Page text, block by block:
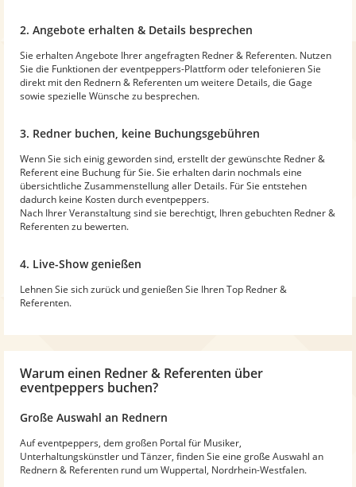
2. Angebote erhalten & Details besprechen
Sie erhalten Angebote Ihrer angefragten Redner & Referenten. Nutzen
Sie die Funktionen der eventpeppers-Plattform oder telefonieren Sie
direkt mit den Rednern & Referenten um weitere Details, die Gage
sowie spezielle Wünsche zu besprechen.
3. Redner buchen, keine Buchungsgebühren
Wenn Sie sich einig geworden sind, erstellt der gewünschte Redner &
Referent eine Buchung für Sie. Sie erhalten darin nochmals eine
übersichtliche Zusammenstellung aller Details. Für Sie entstehen
dadurch keine Kosten durch eventpeppers.
Nach Ihrer Veranstaltung sind sie berechtigt, Ihren gebuchten Redner &
Referenten zu bewerten.
4. Live-Show genießen
Lehnen Sie sich zurück und genießen Sie Ihren Top Redner &
Referenten.
Warum einen Redner & Referenten über
eventpeppers buchen?
Große Auswahl an Rednern
Auf eventpeppers, dem großen Portal für Musiker,
Unterhaltungskünstler und Tänzer, finden Sie eine große Auswahl an
Rednern & Referenten rund um Wuppertal, Nordrhein-Westfalen.